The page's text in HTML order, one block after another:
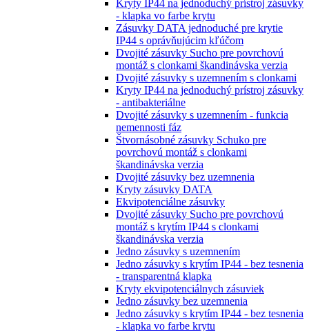
Kryty IP44 na jednoduchý prístroj zásuvky
- klapka vo farbe krytu
Zásuvky DATA jednoduché pre krytie
IP44 s oprávňujúcim kľúčom
Dvojité zásuvky Sucho pre povrchovú
montáž s clonkami škandinávska verzia
Dvojité zásuvky s uzemnením s clonkami
Kryty IP44 na jednoduchý prístroj zásuvky
- antibakteriálne
Dvojité zásuvky s uzemnením - funkcia
nemennosti fáz
Štvornásobné zásuvky Schuko pre
povrchovú montáž s clonkami
škandinávska verzia
Dvojité zásuvky bez uzemnenia
Kryty zásuvky DATA
Ekvipotenciálne zásuvky
Dvojité zásuvky Sucho pre povrchovú
montáž s krytím IP44 s clonkami
škandinávska verzia
Jedno zásuvky s uzemnením
Jedno zásuvky s krytím IP44 - bez tesnenia
- transparentná klapka
Kryty ekvipotenciálnych zásuviek
Jedno zásuvky bez uzemnenia
Jedno zásuvky s krytím IP44 - bez tesnenia
- klapka vo farbe krytu